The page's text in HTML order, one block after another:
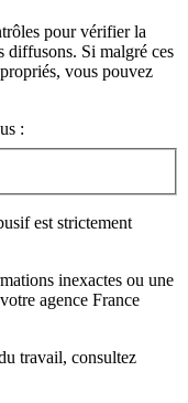
pour vérifier la
diffusons. Si malgré ces
vous pouvez
:
est strictement
inexactes ou une
agence France
travail, consultez